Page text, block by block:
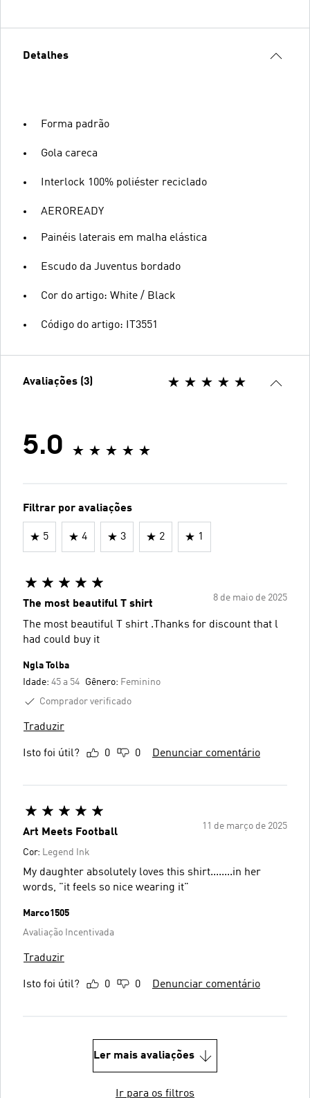
Detalhes
Forma padrão
Gola careca
Interlock 100% poliéster reciclado
AEROREADY
Painéis laterais em malha elástica
Escudo da Juventus bordado
Cor do artigo: White / Black
Código do artigo: IT3551
Avaliações (3)
5.0
Filtrar por avaliações
5 4 3 2 1
8 de maio de 2025
The most beautiful T shirt
The most beautiful T shirt .Thanks for discount that l
had could buy it
Ngla Tolba
Idade: 45 a 54 Gênero: Feminino
Comprador verificado
Traduzir
Isto foi útil? 0 0 Denunciar comentário
11 de março de 2025
Art Meets Football
Cor: Legend Ink
My daughter absolutely loves this shirt........in her
words, "it feels so nice wearing it"
Marco1505
Avaliação Incentivada
Traduzir
Isto foi útil? 0 0 Denunciar comentário
Ler mais avaliações
Ir para os filtros